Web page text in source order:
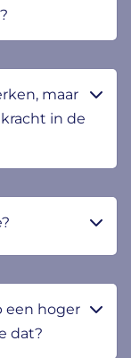
maar
in de
een hoger
dat?